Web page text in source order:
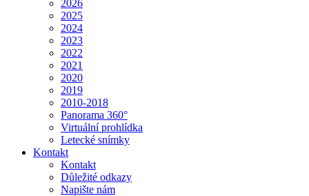
2026
2025
2024
2023
2022
2021
2020
2019
2010-2018
Panorama 360°
Virtuální prohlídka
Letecké snímky
Kontakt
Kontakt
Důležité odkazy
Napište nám